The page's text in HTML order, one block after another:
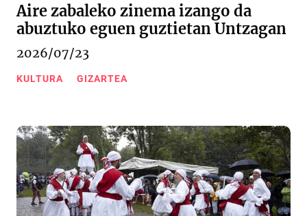
Aire zabaleko zinema izango da
abuztuko eguen guztietan Untzagan
2026/07/23
KULTURA GIZARTEA